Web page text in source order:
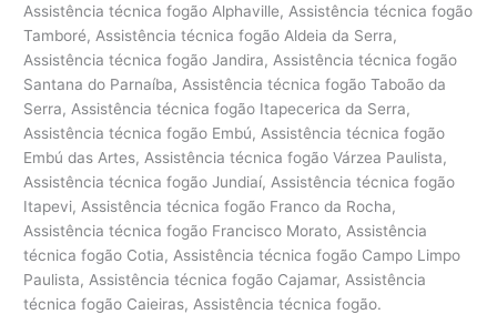
Assistência técnica fogão Alphaville, Assistência técnica fogão
Tamboré, Assistência técnica fogão Aldeia da Serra,
Assistência técnica fogão Jandira, Assistência técnica fogão
Santana do Parnaíba, Assistência técnica fogão Taboão da
Serra, Assistência técnica fogão Itapecerica da Serra,
Assistência técnica fogão Embú, Assistência técnica fogão
Embú das Artes, Assistência técnica fogão Várzea Paulista,
Assistência técnica fogão Jundiaí, Assistência técnica fogão
Itapevi, Assistência técnica fogão Franco da Rocha,
Assistência técnica fogão Francisco Morato, Assistência
técnica fogão Cotia, Assistência técnica fogão Campo Limpo
Paulista, Assistência técnica fogão Cajamar, Assistência
técnica fogão Caieiras, Assistência técnica fogão.